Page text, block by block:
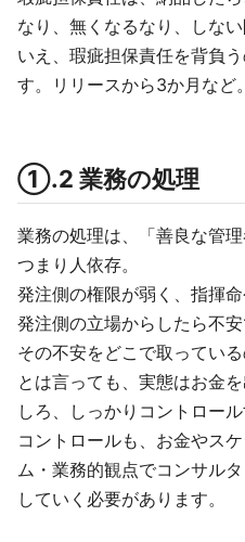
なり、無くなるなり、しな
いえ、瑕疵担保責任を背負
す。リリースから3か月など。
①.2 業務の処理
業務の処理は、「善良な管
つまり人依存。
発注側の権限が弱く、指揮
発注側の立場からしたら不
その不安をどこで取っている
とは言っても、実態はお金
しろ、しっかりコントロー
コントロールも、お金やス
ム・業務的観点でコンサル
していく必要があります。